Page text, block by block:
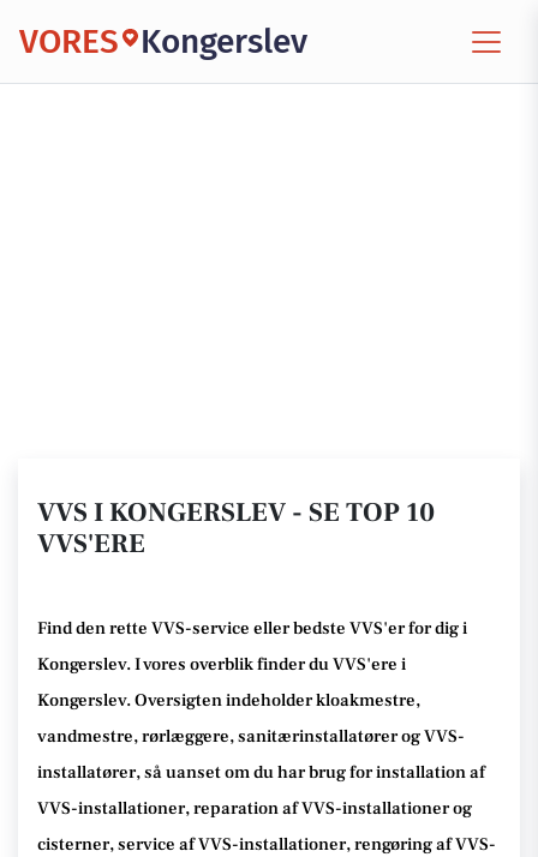
VORES Kongerslev
VVS I KONGERSLEV - SE TOP 10
VVS'ERE
Find den rette VVS-service eller bedste VVS'er for dig i
Kongerslev. I vores overblik finder du VVS'ere i
Kongerslev. Oversigten indeholder kloakmestre,
vandmestre, rørlæggere, sanitærinstallatører og VVS-
installatører, så uanset om du har brug for installation af
VVS-installationer, reparation af VVS-installationer og
cisterner, service af VVS-installationer, rengøring af VVS-